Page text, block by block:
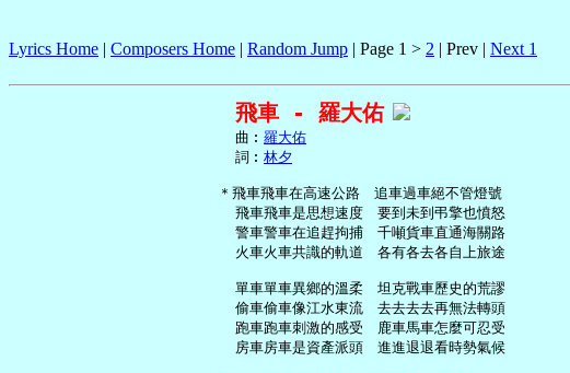
Lyrics Home | Composers Home | Random Jump | Page 1 > 2 | Prev | Next 1
飛車 - 羅大佑
     曲︰
羅大佑
     詞︰
林夕
   ＊飛車飛車在高速公路　追車過車絕不管燈號
     飛車飛車是思想速度　要到未到弔擎也憤怒
     警車警車在追趕拘捕　千噸貨車直通海關路
     火車火車共識的軌道　各有各去各自上旅途
     單車單車異鄉的溫柔　坦克戰車歷史的荒謬
     偷車偷車像江水東流　去去去去再無法轉頭
     跑車跑車刺激的感受　鹿車馬車怎麼可忍受
     房車房車是資產派頭　進進退退看時勢氣候